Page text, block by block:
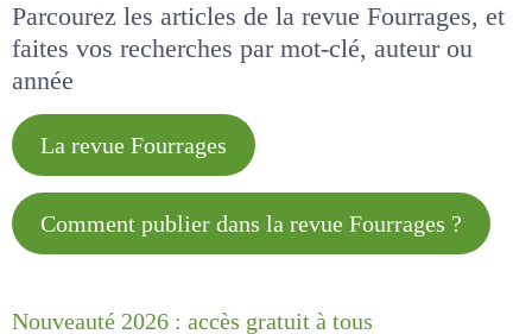
Parcourez les articles de la revue Fourrages, et
faites vos recherches par mot-clé, auteur ou
année
La revue Fourrages
Comment publier dans la revue